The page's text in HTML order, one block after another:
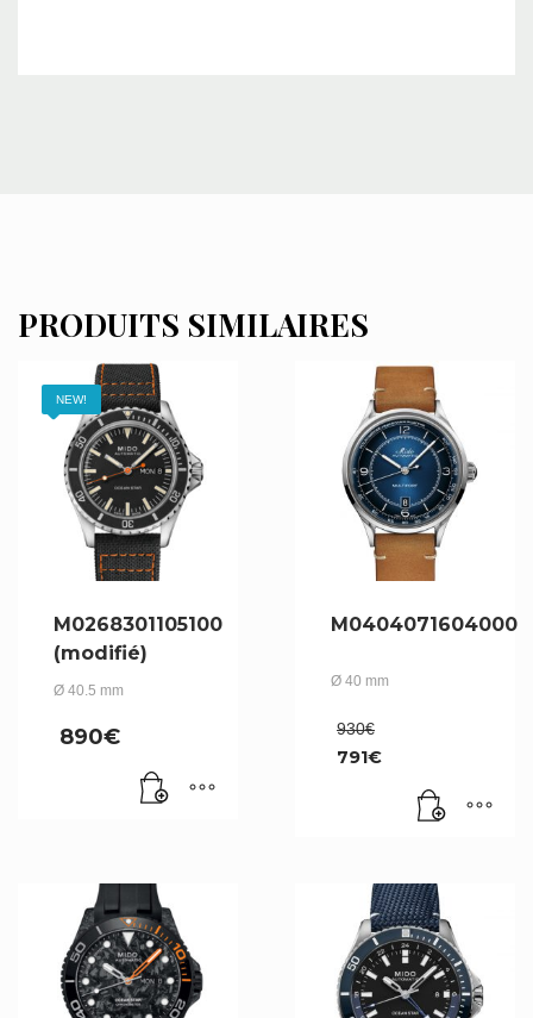
PRODUITS SIMILAIRES
NEW!
M0268301105100
(modifié)
Ø 40.5 mm
890€
M0404071604000
Ø 40 mm
930€
était :
930€.
791€